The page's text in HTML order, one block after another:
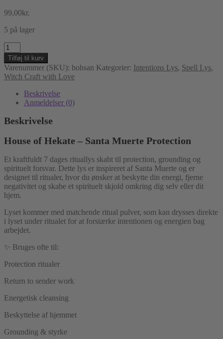
99,00kr.
5 på lager
House
of
Hekate
–
Santa
Muerte
Protection
Tilføj til kurv
Varenummer (SKU): hohsan Kategorier: Intentions Lys, Spell Lys,
Witch Craft with Love
Beskrivelse
Anmeldelser (0)
Beskrivelse
House of Hekate – Santa Muerte Protection
Et kraftfuldt 7 dages rituallys skabt til protection, grounding og
spirituelt forsvar. Dette lys er inspireret af Santa Muerte og er
designet til ritualer, hvor du ønsker at beskytte din energi, fjerne
negativitet og skabe et spirituelt skjold omkring dig selv eller dit
hjem.
Lyset kommer med matchende ritual pulver, som kan drysses direkte
i lyset under ritualet for at forstærke intentionen og energien bag
arbejdet.
✨ Bruges ofte til:
Protection ritualer
Return to sender work
Energetisk cleansing
Beskyttelse af hjemmet
Grounding & styrke